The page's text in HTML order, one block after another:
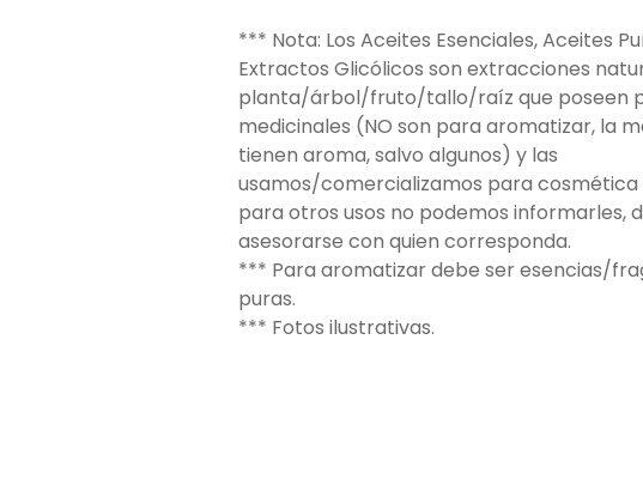
*** Nota: Los Aceites Esenciales, Aceites
Extractos Glicólicos son extracciones
planta/árbol/fruto/tallo/raíz que poseen
medicinales (NO son para aromatizar, la
tienen aroma, salvo algunos) y las
usamos/comercializamos para cosmética
para otros usos no podemos informarles,
asesorarse con quien corresponda.
*** Para aromatizar debe ser esencias/
puras.
*** Fotos ilustrativas.